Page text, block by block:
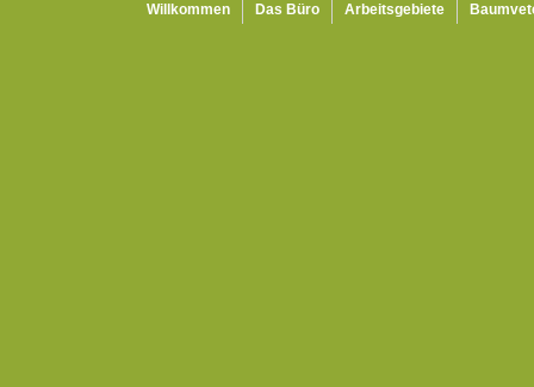
Willkommen Das Büro Arbeitsgebiete